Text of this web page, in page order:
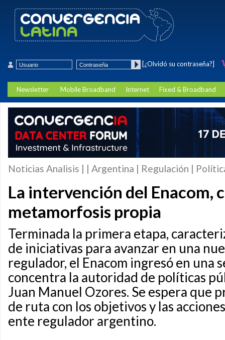
[¿Olvidó su contraseña?]
Newsletter Mobile Broadband Internet Fixed & Broadband
Noticias Analisis | | Argentina | Regulación |
La intervención del Enacom,
metamorfosis propia
Terminada la primera etapa,
de iniciativas para avanzar en una
regulador, el Enacom ingresó en una
concentra la autoridad de políticas
Juan Manuel Ozores. Se espera que
de ruta con los objetivos y las
ente regulador argentino.